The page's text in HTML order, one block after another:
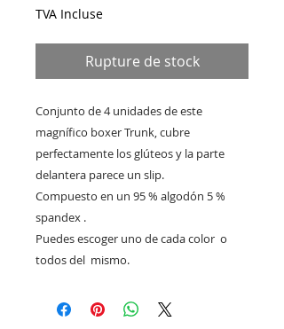
TVA Incluse
Rupture de stock
Conjunto de 4 unidades de este
magnífico boxer Trunk, cubre
perfectamente los glúteos y la parte
delantera parece un slip.
Compuesto en un 95 % algodón 5 %
spandex .
Puedes escoger uno de cada color  o
todos del  mismo.